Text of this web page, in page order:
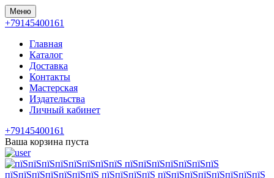
Меню
+79145400161
Главная
Каталог
Доставка
Контакты
Мастерская
Издательства
Личный кабинет
+79145400161
Ваша корзина пуста